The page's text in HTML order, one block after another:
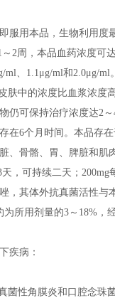
服用本品，生物利用
2周，本品血药浓度可
ml、1.1μg/ml和2.0μg/
肤中的浓度比血浆浓
仍可保持治疗浓度达2
在6个月时间。本品存
、骨骼、胃、脾脏和
，可持续二天；
，其体外抗真菌活性
所用剂量的3～18%，
疾病：
性角膜炎和口腔念珠菌